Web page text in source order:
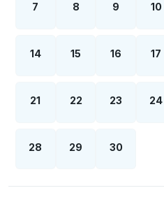
7 8 9 10
14 15 16 17
21 22 23 24
28 29 30